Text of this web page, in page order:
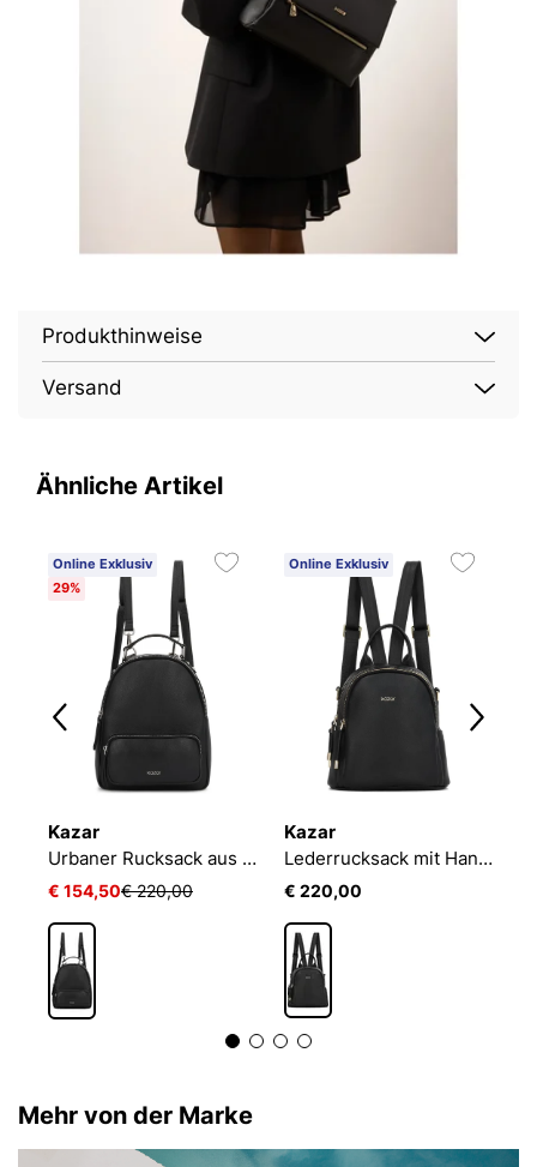
Produkthinweise
Versand
Ähnliche Artikel
Online Exklusiv
29%
Kazar
Urbaner Rucksack aus Leder mit klassischem Design
€ 154,50€ 220,00
Online Exklusiv
Kazar
Lederrucksack mit Handtaschenfunktion
€ 220,00
Mehr von der Marke